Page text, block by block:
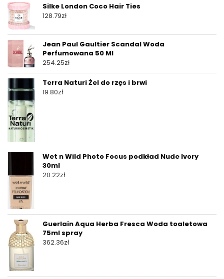
Silke London Coco Hair Ties
128.79zł
Jean Paul Gaultier Scandal Woda
Perfumowana 50 Ml
254.25zł
Terra Naturi Żel do rzęs i brwi
19.80zł
Wet n Wild Photo Focus podkład Nude Ivory
30ml
20.22zł
Guerlain Aqua Herba Fresca Woda toaletowa
75ml spray
362.36zł